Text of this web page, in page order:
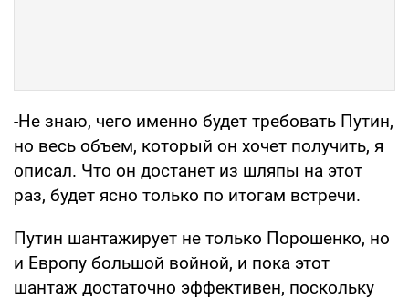
-Не знаю, чего именно будет требовать Путин,
но весь объем, который он хочет получить, я
описал. Что он достанет из шляпы на этот
раз, будет ясно только по итогам встречи.
Путин шантажирует не только Порошенко, но
и Европу большой войной, и пока этот
шантаж достаточно эффективен, поскольку